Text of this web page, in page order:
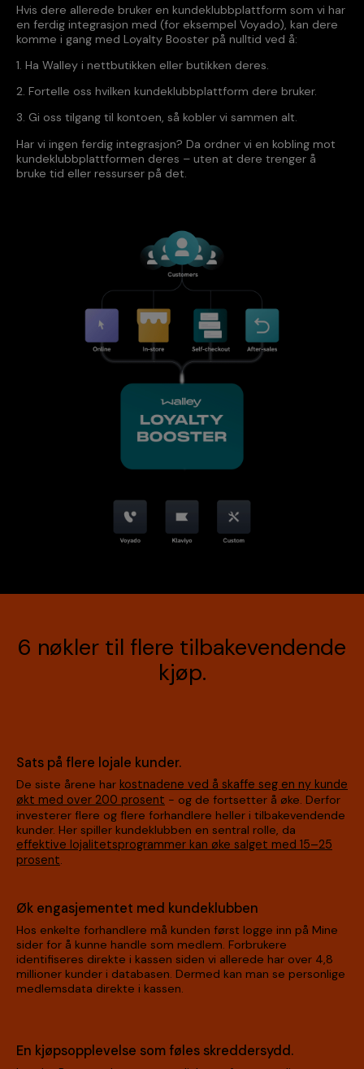
Hvis dere allerede bruker en kundeklubbplattform som vi har
en ferdig integrasjon med (for eksempel Voyado), kan dere
komme i gang med Loyalty Booster på nulltid ved å:
1. Ha Walley i nettbutikken eller butikken deres.
2. Fortelle oss hvilken kundeklubbplattform dere bruker.
3. Gi oss tilgang til kontoen, så kobler vi sammen alt.
Har vi ingen ferdig integrasjon? Da ordner vi en kobling mot
kundeklubbplattformen deres – uten at dere trenger å
bruke tid eller ressurser på det.
6 nøkler til flere tilbakevendende
kjøp.
Sats på flere lojale kunder.
De siste årene har kostnadene ved å skaffe seg en ny kunde
økt med over 200 prosent - og de fortsetter å øke. Derfor
investerer flere og flere forhandlere heller i tilbakevendende
kunder. Her spiller kundeklubben en sentral rolle, da
effektive lojalitetsprogrammer kan øke salget med 15–25
prosent.
Øk engasjementet med kundeklubben
Hos enkelte forhandlere må kunden først logge inn på Mine
sider for å kunne handle som medlem. Forbrukere
identifiseres direkte i kassen siden vi allerede har over 4,8
millioner kunder i databasen. Dermed kan man se personlige
medlemsdata direkte i kassen.
En kjøpsopplevelse som føles skreddersydd.